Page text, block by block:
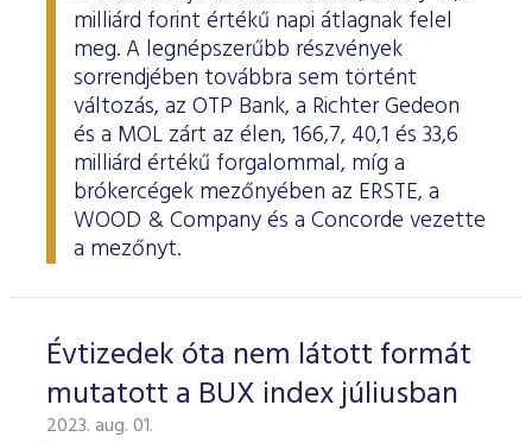
milliárd forint értékű napi átlagnak felel
meg. A legnépszerűbb részvények
sorrendjében továbbra sem történt
változás, az OTP Bank, a Richter Gedeon
és a MOL zárt az élen, 166,7, 40,1 és 33,6
milliárd értékű forgalommal, míg a
brókercégek mezőnyében az ERSTE, a
WOOD & Company és a Concorde vezette
a mezőnyt.
Évtizedek óta nem látott formát
mutatott a BUX index júliusban
2023. aug. 01.